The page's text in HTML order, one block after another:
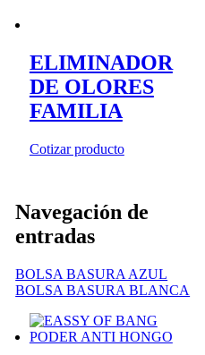
ELIMINADOR
DE OLORES
FAMILIA
Cotizar producto
Navegación de
entradas
BOLSA BASURA AZUL
BOLSA BASURA BLANCA